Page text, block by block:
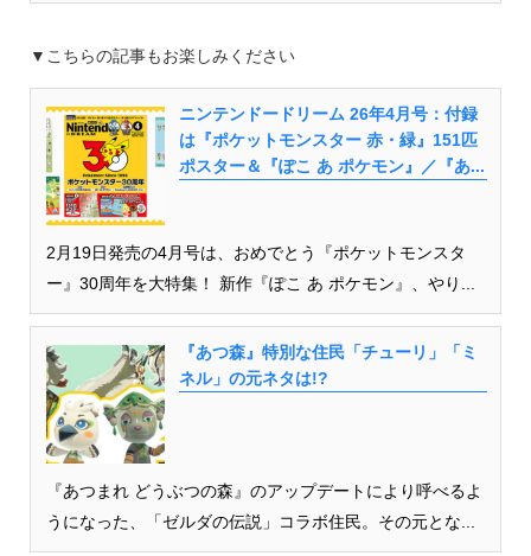
▼こちらの記事もお楽しみください
ニンテンドードリーム 26年4月号：付録
は『ポケットモンスター 赤・緑』151匹
ポスター＆『ぽこ あ ポケモン』／『あ...
2月19日発売の4月号は、おめでとう『ポケットモンスタ
ー』30周年を大特集！ 新作『ぽこ あ ポケモン』、やり...
『あつ森』特別な住民「チューリ」「ミ
ネル」の元ネタは!?
『あつまれ どうぶつの森』のアップデートにより呼べるよ
うになった、「ゼルダの伝説」コラボ住民。その元とな...